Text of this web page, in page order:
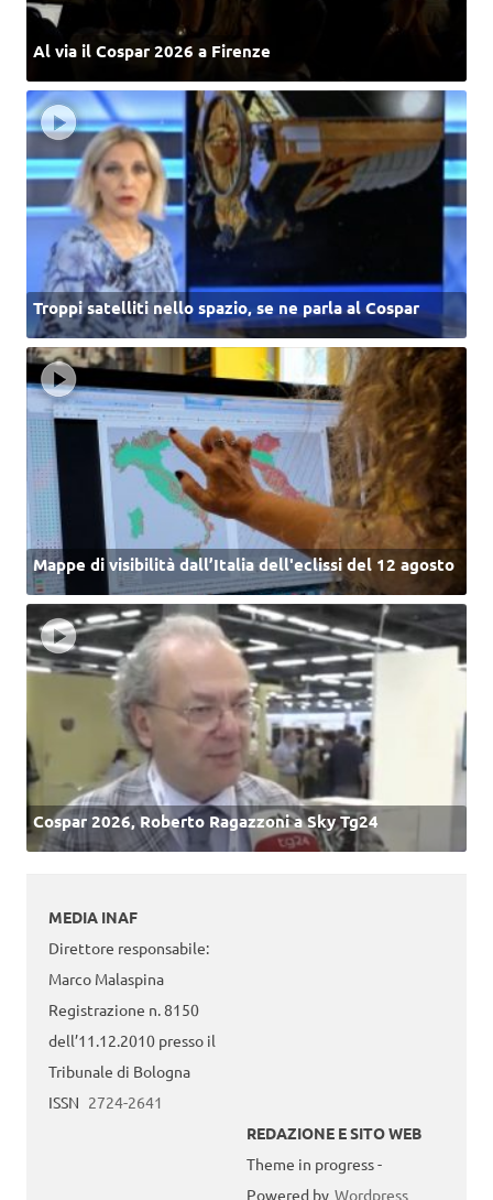
Al via il Cospar 2026 a Firenze
Troppi satelliti nello spazio, se ne parla al Cospar
Mappe di visibilità dall’Italia dell'eclissi del 12 agosto
Cospar 2026, Roberto Ragazzoni a Sky Tg24
MEDIA INAF
Direttore responsabile:
Marco Malaspina
Registrazione n. 8150
dell’11.12.2010 presso il
Tribunale di Bologna
ISSN 2724-2641
REDAZIONE E SITO WEB
Theme in progress -
Powered by Wordpress